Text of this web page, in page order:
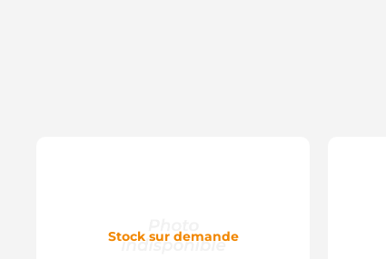
Stock sur demande